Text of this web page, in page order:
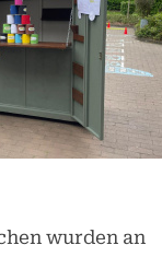
wurden an